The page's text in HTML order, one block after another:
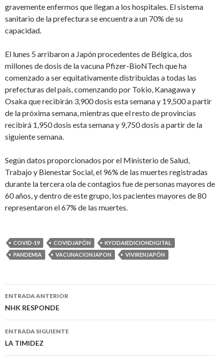
gravemente enfermos que llegan a los hospitales. El sistema
sanitario de la prefectura se encuentra a un 70% de su
capacidad.
El lunes 5 arribaron a Japón procedentes de Bélgica, dos
millones de dosis de la vacuna Pfizer-BioNTech que ha
comenzado a ser equitativamente distribuidas a todas las
prefecturas del país, comenzando por Tokio, Kanagawa y
Osaka que recibirán 3,900 dosis esta semana y 19,500 a partir
de la próxima semana, mientras que el resto de provincias
recibirá 1,950 dosis esta semana y 9,750 dosis a partir de la
siguiente semana.
Según datos proporcionados por el Ministerio de Salud,
Trabajo y Bienestar Social, el 96% de las muertes registradas
durante la tercera ola de contagios fue de personas mayores de
60 años, y dentro de este grupo, los pacientes mayores de 80
representaron el 67% de las muertes.
COVID-19 COVIDJAPÓN
KYODAIEDICIONDIGITAL
PANDEMIA
VACUNACIONJAPON VIVIRENJAPÓN
Navegación
de
entradas
ENTRADA ANTERIOR
NHK RESPONDE
ENTRADA SIGUIENTE
LA TIMIDEZ